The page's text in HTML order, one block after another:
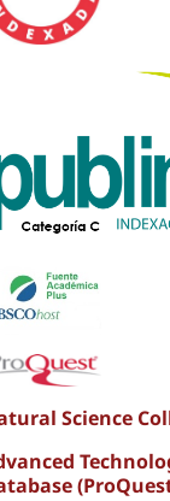
Science